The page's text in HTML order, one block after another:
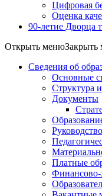
Цифровая
Оценка
90-летие Дворца
Открыть меню
Сведения об
Основные
Структура
Документы
Руководство
Платные
Финансово-